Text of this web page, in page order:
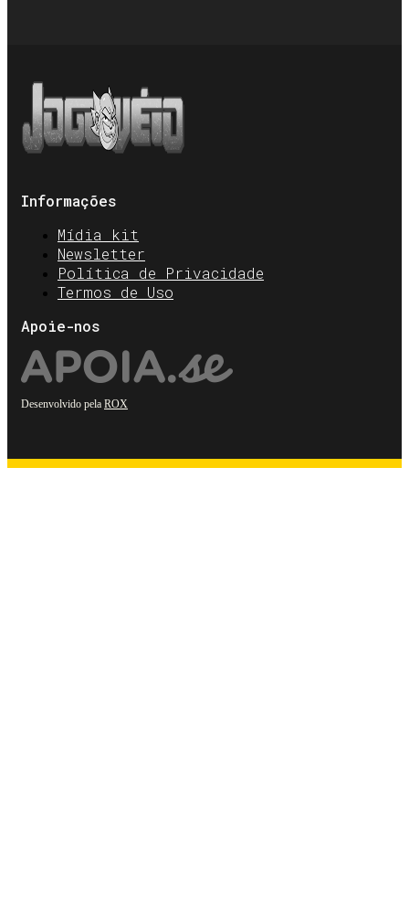
Informações
Mídia kit
Newsletter
Política de Privacidade
Termos de Uso
Apoie-nos
Desenvolvido pela ROX